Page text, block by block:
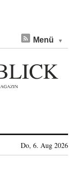
Menü
Do, 6. Aug 2026